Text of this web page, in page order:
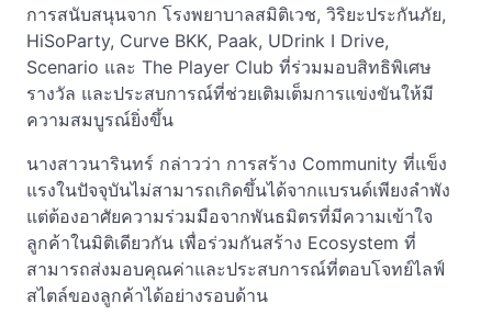
การสนับสนุนจาก โรงพยาบาลสมิติเวช, วิริยะประกันภัย,
HiSoParty, Curve BKK, Paak, UDrink I Drive,
Scenario และ The Player Club ที่ร่วมมอบสิทธิพิเศษ
รางวัล และประสบการณ์ที่ช่วยเติมเต็มการแข่งขันให้มี
ความสมบูรณ์ยิ่งขึ้น
นางสาวนารินทร์ กล่าวว่า การสร้าง Community ที่แข็ง
แรงในปัจจุบันไม่สามารถเกิดขึ้นได้จากแบรนด์เพียงลำพัง
แต่ต้องอาศัยความร่วมมือจากพันธมิตรที่มีความเข้าใจ
ลูกค้าในมิติเดียวกัน เพื่อร่วมกันสร้าง Ecosystem ที่
สามารถส่งมอบคุณค่าและประสบการณ์ที่ตอบโจทย์ไลฟ์
สไตล์ของลูกค้าได้อย่างรอบด้าน